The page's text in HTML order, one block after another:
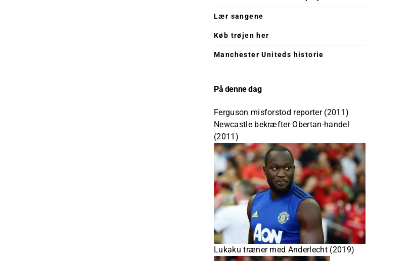
Lær sangene
Køb trøjen her
Manchester Uniteds historie
På denne dag
Ferguson misforstod reporter (2011)
Newcastle bekræfter Obertan-handel
(2011)
Lukaku træner med Anderlecht (2019)